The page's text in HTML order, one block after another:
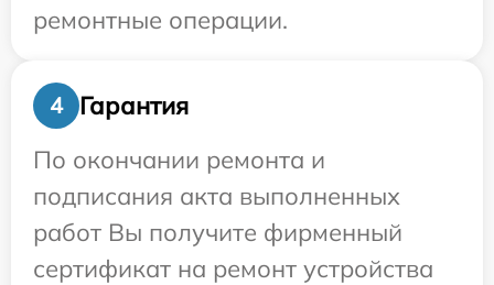
ремонтные операции.
4
Гарантия
По окончании ремонта и
подписания акта выполненных
работ Вы получите фирменный
сертификат на ремонт устройства